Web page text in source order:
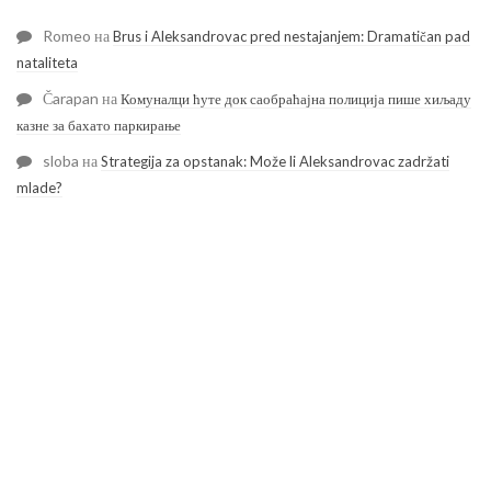
Romeo наBrus i Aleksandrovac pred nestajanjem: Dramatičan pad
nataliteta
Čarapan наКомуналци ћуте док саобраћајна полиција пише хиљаду
казне за бахато паркирање
sloba наStrategija za opstanak: Može li Aleksandrovac zadržati
mlade?